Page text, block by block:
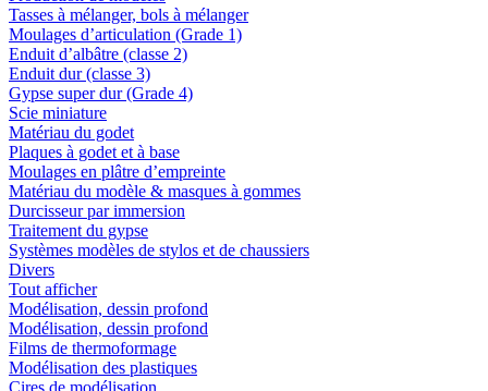
Tasses à mélanger, bols à mélanger
Moulages d’articulation (Grade 1)
Enduit d’albâtre (classe 2)
Enduit dur (classe 3)
Gypse super dur (Grade 4)
Scie miniature
Matériau du godet
Plaques à godet et à base
Moulages en plâtre d’empreinte
Matériau du modèle & masques à gommes
Durcisseur par immersion
Traitement du gypse
Systèmes modèles de stylos et de chaussiers
Divers
Tout afficher
Modélisation, dessin profond
Modélisation, dessin profond
Films de thermoformage
Modélisation des plastiques
Cires de modélisation